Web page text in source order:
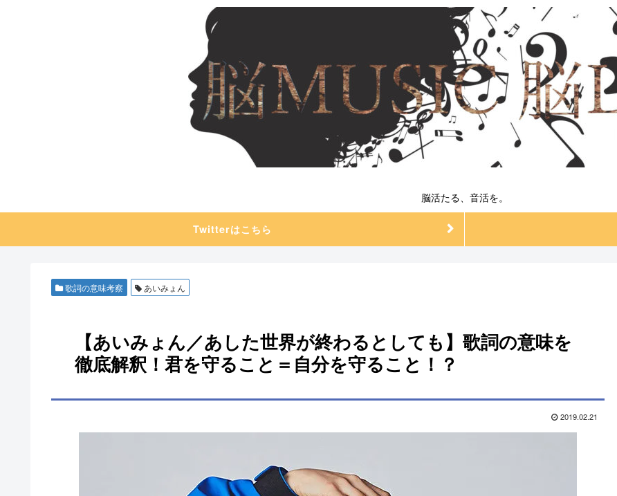
脳活たる、音活を。
Twitterはこちら
歌詞の意味考察 あいみょん
【あいみょん／あした世界が終わるとしても】歌詞の意味を
徹底解釈！君を守ること＝自分を守ること！？
2019.02.21